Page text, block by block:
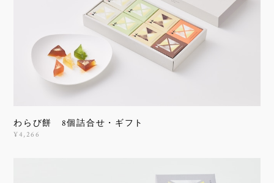
わらび餅 8個詰合せ・ギフト
¥4,266